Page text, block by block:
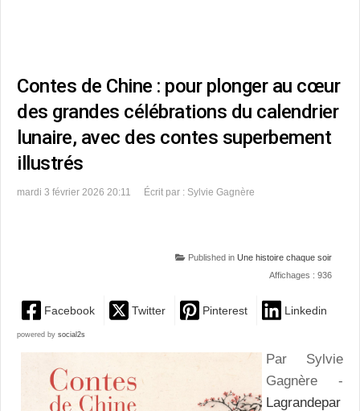
Contes de Chine : pour plonger au cœur
des grandes célébrations du calendrier
lunaire, avec des contes superbement
illustrés
mardi 3 février 2026 20:11 Écrit par : Sylvie Gagnère
Published in Une histoire chaque soir
Affichages : 936
Facebook Twitter Pinterest Linkedin
powered by social2s
Par Sylvie
Gagnère -
Lagrandepar